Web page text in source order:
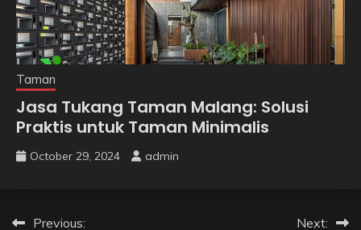
Taman
Jasa Tukang Taman Malang: Solusi
Praktis untuk Taman Minimalis
October 29, 2024 admin
Previous:
Next: